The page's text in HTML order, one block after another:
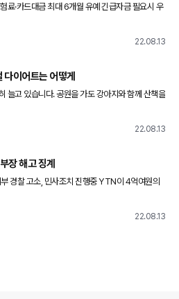
료·카드대금 최대 6개월 유예 긴급자금 필요시 우
22.08.13
이어트는 어떻게
늘고 있습니다. 공원을 가도 강아지와 함께 산책을
려동물 용품점도 꾸준히 늘고 있습니다. 농림축
22.08.13
장 해고 징계
경찰 고소, 민사조치 진행중 YTN이 4억여원의
론노동조합 YTN지부장에 대해 해고 징계를 의결
22.08.13